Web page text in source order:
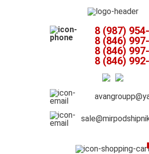
8 (987)
8 (846)
8 (846)
8 (846)